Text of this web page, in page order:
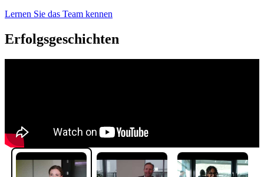
Lernen Sie das Team kennen
Erfolgsgeschichten